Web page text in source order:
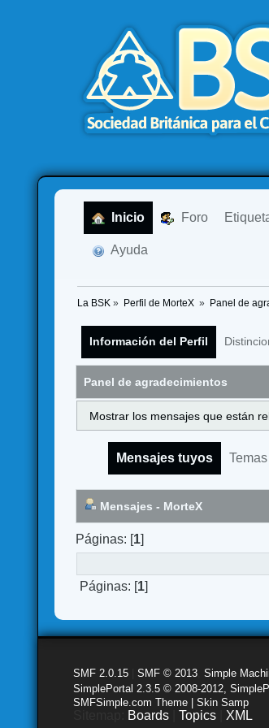
Inicio Foro
Ayuda
La BSK » Perfil de MorteX » Panel de
Información del Perfil
Panel de agradecimientos
Mostrar los mensajes que están
Mensajes tuyos
Mensajes - MorteX
Páginas: [1]
Páginas: [1]
SMF 2.0.15 |SMF © 2013 ,Simple
SimplePortal 2.3.5 © 2008-2012,
SMFSimple.com Theme | Skin Samp
Boards |Topics XML